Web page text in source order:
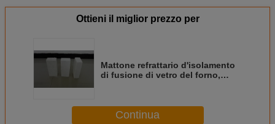
Ottieni il miglior prezzo per
Mattone refrattario d'isolamento
di fusione di vetro del forno,
Continua